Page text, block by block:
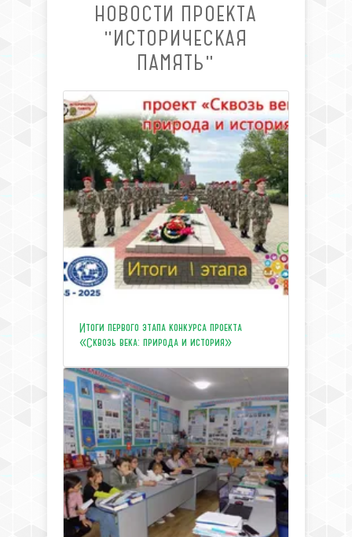
НОВОСТИ ПРОЕКТА
"ИСТОРИЧЕСКАЯ
ПАМЯТЬ"
Итоги первого этапа конкурса проекта
«Сквозь века: природа и история»